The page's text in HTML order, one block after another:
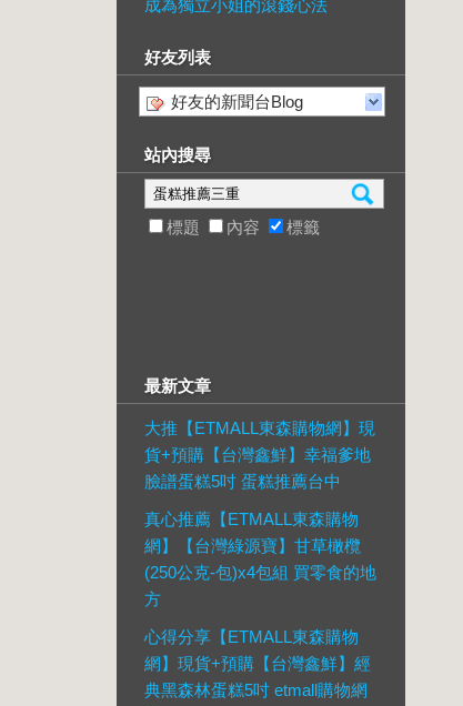
成為獨立小姐的滾錢心法
好友列表
好友的新聞台Blog
站內搜尋
標題 內容 標籤
最新文章
大推【ETMALL東森購物網】現
貨+預購【台灣鑫鮮】幸福爹地
臉譜蛋糕5吋 蛋糕推薦台中
真心推薦【ETMALL東森購物
網】【台灣綠源寶】甘草橄欖
(250公克-包)x4包組 買零食的地
方
心得分享【ETMALL東森購物
網】現貨+預購【台灣鑫鮮】經
典黑森林蛋糕5吋 etmall購物網